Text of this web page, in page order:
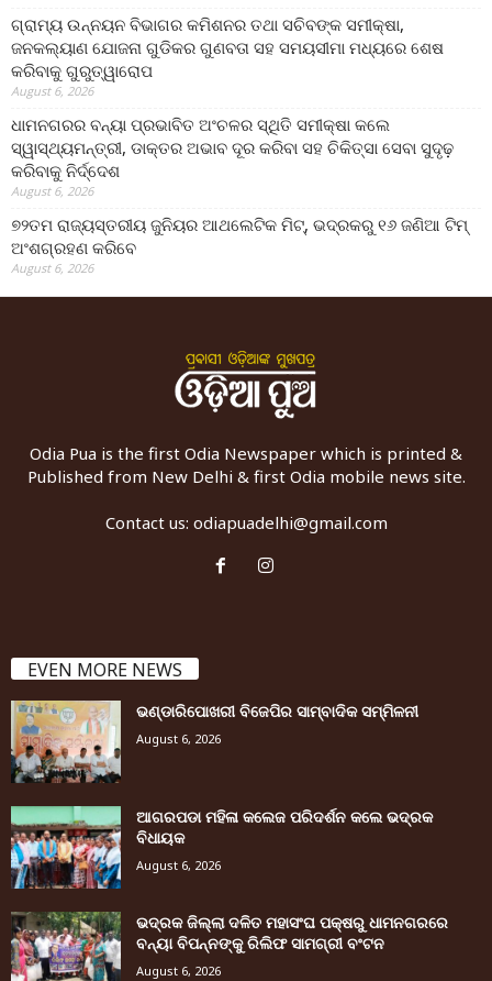
ଗ୍ରାମ୍ୟ ଉନ୍ନୟନ ବିଭାଗର କମିଶନର ତଥା ସଚିବଙ୍କ ସମୀକ୍ଷା,
ଜନକଲ୍ୟାଣ ଯୋଜନା ଗୁଡିକର ଗୁଣବତା ସହ ସମୟସୀମା ମଧ୍ୟରେ ଶେଷ
କରିବାକୁ ଗୁରୁତ୍ୱାରୋପ
August 6, 2026
ଧାମନଗରର ବନ୍ୟା ପ୍ରଭାବିତ ଅଂଚଳର ସ୍ଥିତି ସମୀକ୍ଷା କଲେ
ସ୍ୱାସ୍ଥ୍ୟମନ୍ତ୍ରୀ, ଡାକ୍ତର ଅଭାବ ଦୂର କରିବା ସହ ଚିକିତ୍ସା ସେବା ସୁଦୃଢ଼
କରିବାକୁ ନିର୍ଦ୍ଦେଶ
August 6, 2026
୭୨ତମ ରାଜ୍ୟସ୍ତରୀୟ ଜୁନିୟର ଆଥଲେଟିକ ମିଟ୍‌, ଭଦ୍ରକରୁ ୧୬ ଜଣିଆ ଟିମ୍
ଅଂଶଗ୍ରହଣ କରିବେ
August 6, 2026
Odia Pua is the first Odia Newspaper which is printed &
Published from New Delhi & first Odia mobile news site.
Contact us: odiapuadelhi@gmail.com
EVEN MORE NEWS
ଭଣ୍ଡାରିପୋଖରୀ ବିଜେପିର ସାମ୍ବାଦିକ ସମ୍ମିଳନୀ
August 6, 2026
ଆଗରପଡା ମହିଳା କଲେଜ ପରିଦର୍ଶନ କଲେ ଭଦ୍ରକ
ବିଧାୟକ
August 6, 2026
ଭଦ୍ରକ ଜିଲ୍ଲା ଦଳିତ ମହାସଂଘ ପକ୍ଷରୁ ଧାମନଗରରେ
ବନ୍ୟା ବିପନ୍ନଙ୍କୁ ରିଲିଫ ସାମଗ୍ରୀ ବଂଟନ
August 6, 2026